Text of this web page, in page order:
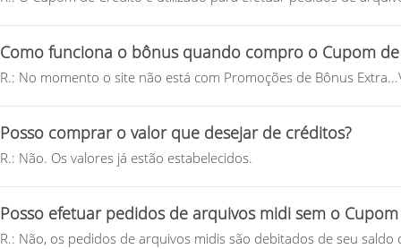
Como funciona o bônus quando compro o Cupom
R.: No momento o site não está com Promoções de Bônus
Posso comprar o valor que desejar de créditos?
R.: Não. Os valores já estão estabelecidos.
Posso efetuar pedidos de arquivos midi sem o
R.: Não, os pedidos de arquivos midis são debitados de seu